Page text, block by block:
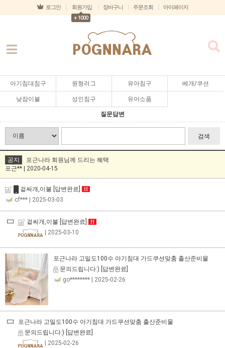
로그인
회원가입
+ 1000
장바구니 주문조회 마이페이지
아기침대침구 원형러그 유아침구 베개/쿠션
낮잠이불 성인침구 유아소품
질문답변
검색
공지
포근나라 회원님께 드리는 혜택
포근** | 2020-04-15
겉싸개,이불 [답변완료] H
cf*** | 2025-03-03
겉싸개,이불 [답변완료] H
| 2025-03-10
포근나라 고밀도100수 아기침대 가드쿠션맞춤 출산준비물
문의드립니다:) [답변완료]
go********
| 2025-02-26
포근나라 고밀도100수 아기침대 가드쿠션맞춤 출산준비물
문의드립니다:) [답변완료]
| 2025-02-26